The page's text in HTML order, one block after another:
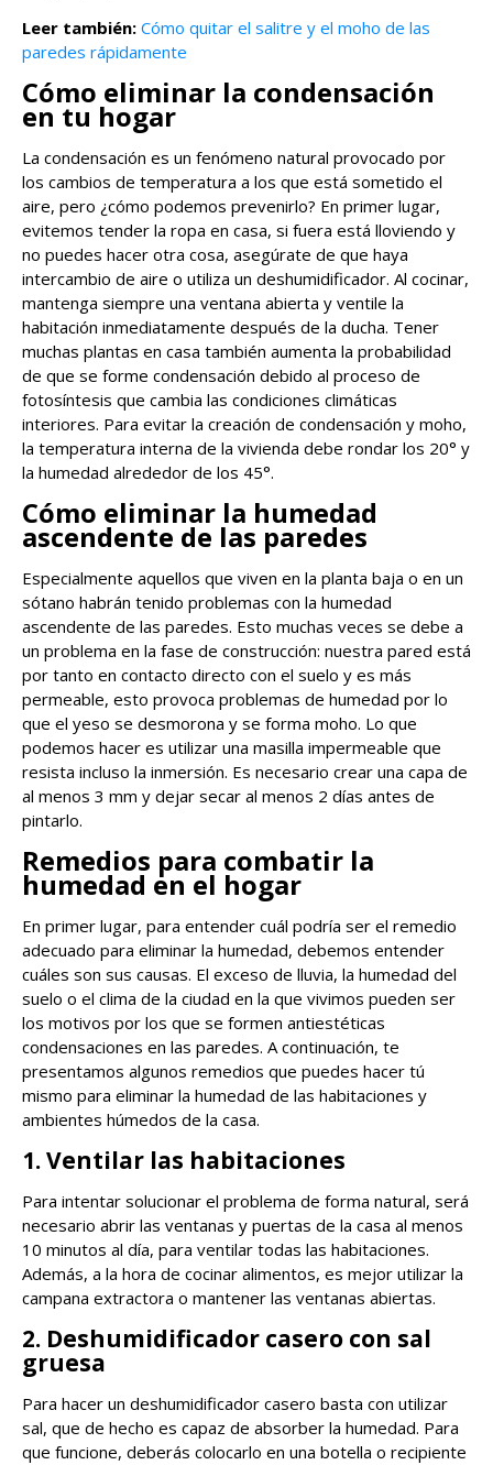
Leer también: Cómo quitar el salitre y el moho de las
paredes rápidamente
Cómo eliminar la condensación
en tu hogar
La condensación es un fenómeno natural provocado por
los cambios de temperatura a los que está sometido el
aire, pero ¿cómo podemos prevenirlo? En primer lugar,
evitemos tender la ropa en casa, si fuera está lloviendo y
no puedes hacer otra cosa, asegúrate de que haya
intercambio de aire o utiliza un deshumidificador. Al cocinar,
mantenga siempre una ventana abierta y ventile la
habitación inmediatamente después de la ducha. Tener
muchas plantas en casa también aumenta la probabilidad
de que se forme condensación debido al proceso de
fotosíntesis que cambia las condiciones climáticas
interiores. Para evitar la creación de condensación y moho,
la temperatura interna de la vivienda debe rondar los 20° y
la humedad alrededor de los 45°.
Cómo eliminar la humedad
ascendente de las paredes
Especialmente aquellos que viven en la planta baja o en un
sótano habrán tenido problemas con la humedad
ascendente de las paredes. Esto muchas veces se debe a
un problema en la fase de construcción: nuestra pared está
por tanto en contacto directo con el suelo y es más
permeable, esto provoca problemas de humedad por lo
que el yeso se desmorona y se forma moho. Lo que
podemos hacer es utilizar una masilla impermeable que
resista incluso la inmersión. Es necesario crear una capa de
al menos 3 mm y dejar secar al menos 2 días antes de
pintarlo.
Remedios para combatir la
humedad en el hogar
En primer lugar, para entender cuál podría ser el remedio
adecuado para eliminar la humedad, debemos entender
cuáles son sus causas. El exceso de lluvia, la humedad del
suelo o el clima de la ciudad en la que vivimos pueden ser
los motivos por los que se formen antiestéticas
condensaciones en las paredes. A continuación, te
presentamos algunos remedios que puedes hacer tú
mismo para eliminar la humedad de las habitaciones y
ambientes húmedos de la casa.
1. Ventilar las habitaciones
Para intentar solucionar el problema de forma natural, será
necesario abrir las ventanas y puertas de la casa al menos
10 minutos al día, para ventilar todas las habitaciones.
Además, a la hora de cocinar alimentos, es mejor utilizar la
campana extractora o mantener las ventanas abiertas.
2. Deshumidificador casero con sal
gruesa
Para hacer un deshumidificador casero basta con utilizar
sal, que de hecho es capaz de absorber la humedad. Para
que funcione, deberás colocarlo en una botella o recipiente